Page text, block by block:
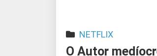
NETFLIX
O Autor